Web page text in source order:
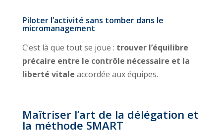
Piloter l’activité sans tomber dans le
micromanagement
C’est là que tout se joue : trouver l’équilibre
précaire entre le contrôle nécessaire et la
liberté vitale accordée aux équipes.
Maîtriser l’art de la délégation et
la méthode SMART